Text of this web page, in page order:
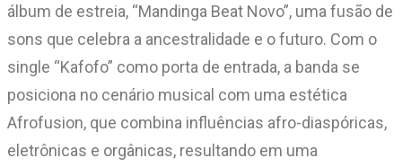
álbum de estreia, “Mandinga Beat Novo”, uma fusão de
sons que celebra a ancestralidade e o futuro. Com o
single “Kafofo” como porta de entrada, a banda se
posiciona no cenário musical com uma estética
Afrofusion, que combina influências afro-diaspóricas,
eletrônicas e orgânicas, resultando em uma